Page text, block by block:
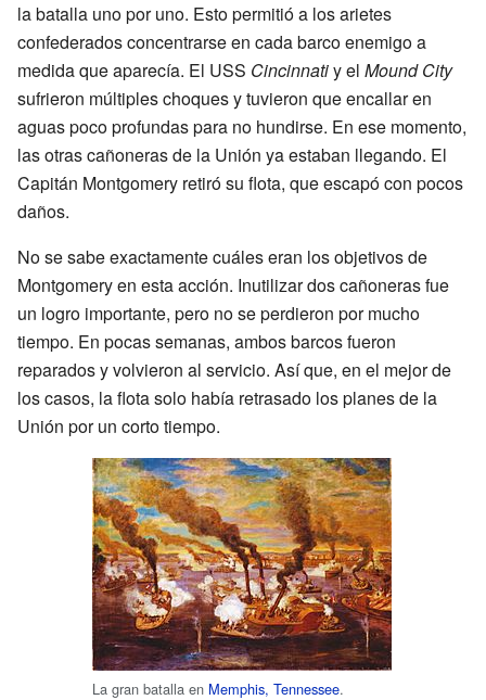
la batalla uno por uno. Esto permitió a los arietes
confederados concentrarse en cada barco enemigo a
medida que aparecía. El USS Cincinnatiy el Mound City
sufrieron múltiples choques y tuvieron que encallar en
aguas poco profundas para no hundirse. En ese momento,
las otras cañoneras de la Unión ya estaban llegando. El
Capitán Montgomery retiró su flota, que escapó con pocos
daños.
No se sabe exactamente cuáles eran los objetivos de
Montgomery en esta acción. Inutilizar dos cañoneras fue
un logro importante, pero no se perdieron por mucho
tiempo. En pocas semanas, ambos barcos fueron
reparados y volvieron al servicio. Así que, en el mejor de
los casos, la flota solo había retrasado los planes de la
Unión por un corto tiempo.
La gran batalla en Memphis, Tennessee.